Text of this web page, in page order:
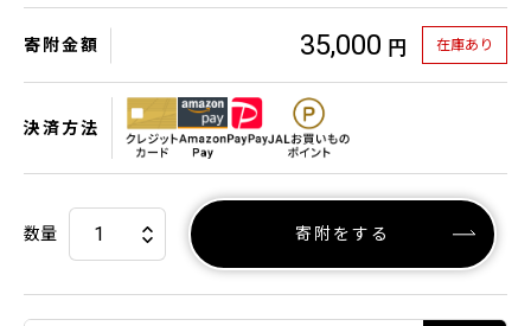
寄附金額 35,000 円 在庫あり
決済方法
数量 寄附をする